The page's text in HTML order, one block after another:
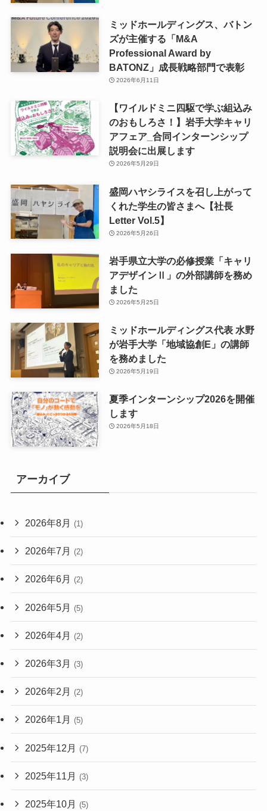
ミッドホールディングス、バトン
ズが主催する「M&A
Professional Award by
BATONZ」成長戦略部門で表彰
2026年6月11日
【ワイルドミニ四駆で学ぶ組込み
のおもしろさ！】岩手大学キャリ
アフェア_合同インターンシップ
説明会に出展します
2026年5月29日
盛岡ハヤシライスを召し上がって
くれた学生の皆さまへ【社長
Letter Vol.5】
2026年5月26日
岩手県立大学の必修授業「キャリ
アデザインⅡ」の外部講師を務め
ました
2026年5月25日
ミッドホールディングス代表 水野
が岩手大学「地域協創E」の講師
を務めました
2026年5月19日
夏季インターンシップ2026を開催
します
2026年5月18日
アーカイブ
2026年8月 (1)
2026年7月 (2)
2026年6月 (2)
2026年5月 (5)
2026年4月 (2)
2026年3月 (3)
2026年2月 (2)
2026年1月 (5)
2025年12月 (7)
2025年11月 (3)
2025年10月 (5)